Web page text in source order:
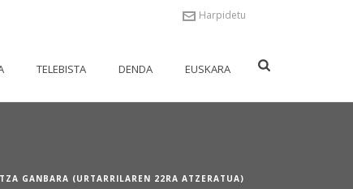
Harpidetu
TELEBISTA DENDA EUSKARA
GANBARA (URTARRILAREN 22RA ATZERATUA)